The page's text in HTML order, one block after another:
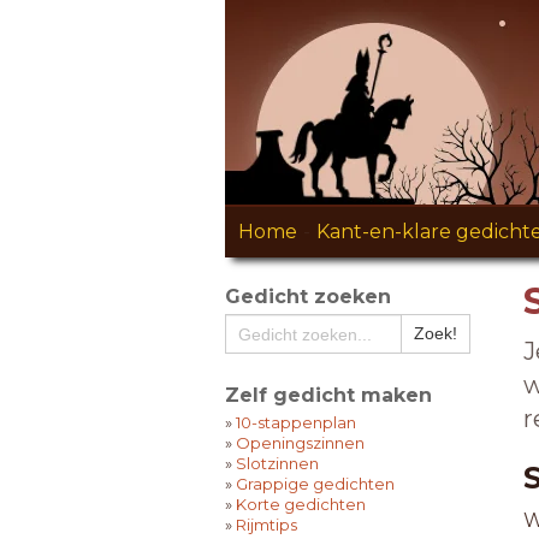
Home Kant-en-klare
Gedicht zoeken
Zelf gedicht maken
»10-stappenplan
» Openingszinnen
» Slotzinnen
» Grappige gedichten
» Korte gedichten
» Rijmtips